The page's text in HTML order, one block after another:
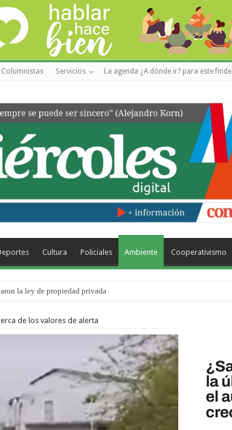
Columnistas Servicios La agenda ¿A dónde ir? para este finde
Cultura Policiales Ambiente Cooperativismo
la ley de propiedad privada
¿A dónde ir? para este finde
de los valores de alerta